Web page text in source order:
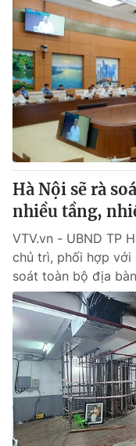
® Cấm sao chép dưới
thuận bằng văn bản.
thông tin từ website
Hà Nội sẽ rà
nhiều tầng,
VTV.vn - UBND TP
chủ trì, phối hợp với
soát toàn bộ địa